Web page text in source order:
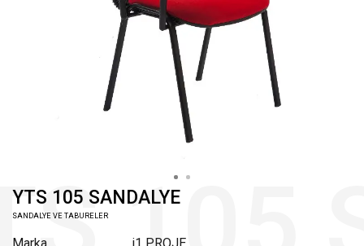
YTS 105 SANDALYE
SANDALYE VE TABURELER